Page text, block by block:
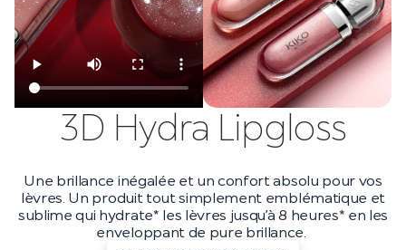
3D Hydra Lipgloss
Une brillance inégalée et un confort absolu pour vos
lèvres. Un produit tout simplement emblématique et
sublime qui hydrate* les lèvres jusqu’à 8 heures* en les
enveloppant de pure brillance.